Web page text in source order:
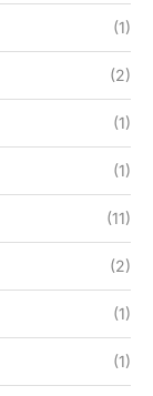
(1)
(2)
(1)
(1)
(11)
(2)
(1)
(1)